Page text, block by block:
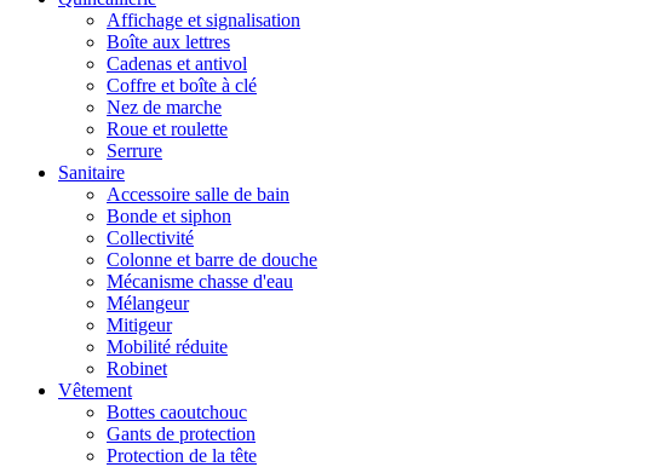
Affichage et signalisation
Boîte aux lettres
Cadenas et antivol
Coffre et boîte à clé
Nez de marche
Roue et roulette
Serrure
Sanitaire
Accessoire salle de bain
Bonde et siphon
Collectivité
Colonne et barre de douche
Mécanisme chasse d'eau
Mélangeur
Mitigeur
Mobilité réduite
Robinet
Vêtement
Bottes caoutchouc
Gants de protection
Protection de la tête